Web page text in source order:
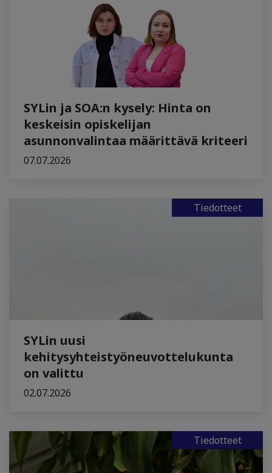
SYLin ja SOA:n kysely: Hinta on
keskeisin opiskelijan
asunnonvalintaa määrittävä kriteeri
07.07.2026
Tiedotteet
SYLin uusi
kehitysyhteistyöneuvottelukunta
on valittu
02.07.2026
Tiedotteet